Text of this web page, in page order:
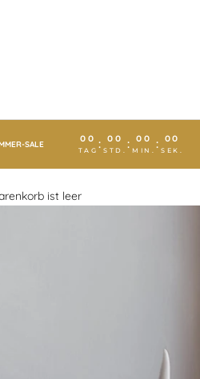
SALE 00
TAG : 00
STD. : 00
MIN. : 00
SEK.
ist leer